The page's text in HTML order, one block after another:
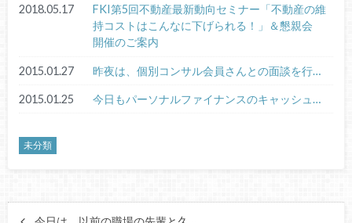
2018.05.17
FKI第5回不動産最新動向セミナー「不動産の維
持コストはこんなに下げられる！」＆懇親会
開催のご案内
2015.01.27 昨夜は、個別コンサル会員さんとの面談を行…
2015.01.25 今日もパーソナルファイナンスのキャッシュ…
未分類